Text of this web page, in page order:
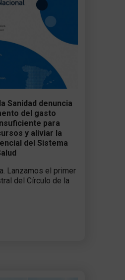
Sanidad denuncia
del gasto
para
y aliviar la
del Sistema
Lanzamos el primer
del Círculo de la